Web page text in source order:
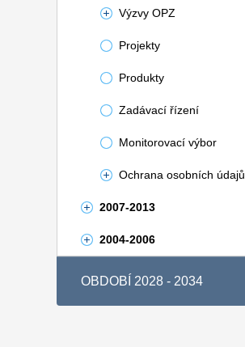
Výzvy OPZ
Projekty
Produkty
Zadávací řízení
Monitorovací výbor
Ochrana osobních údajů
2007-2013
2004-2006
OBDOBÍ 2028 - 2034